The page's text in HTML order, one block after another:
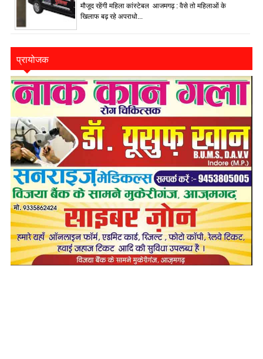
मौजूद रहेंगी महिला कांस्टेबल आजमगढ़ : वैसे तो महिलाओं के
खिलाफ बढ़ रहे अपराधो...
प्रायोजक